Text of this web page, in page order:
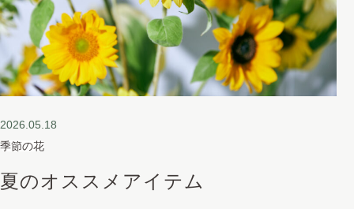
2026.05.18
季節の花
夏のオススメアイテム